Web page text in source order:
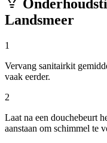
Landsmeer
1
Vervang sanitairkit
vaak eerder.
2
Laat na een douchebeurt
aanstaan om schimmel te